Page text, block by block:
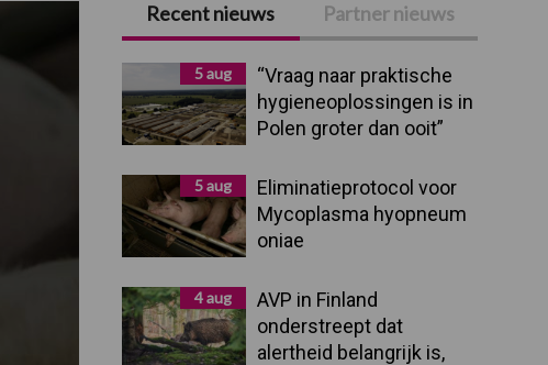
Primaire
Sidebar
Recent nieuws Partner nieuws
5 aug
“Vraag naar praktische
hygieneoplossingen is in
Polen groter dan ooit”
5 aug
Eliminatieprotocol voor
Mycoplasma hyopneum
oniae
4 aug
AVP in Finland
onderstreept dat
alertheid belangrijk is,